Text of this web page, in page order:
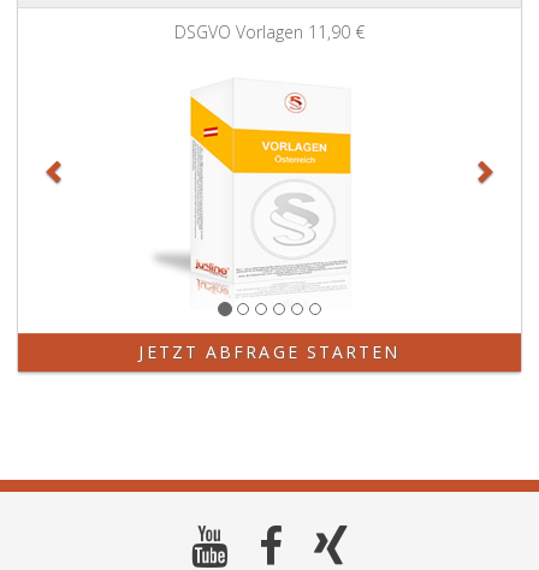
1
DSGVO Vorlagen 11,90 €
JETZT ABFRAGE STARTEN